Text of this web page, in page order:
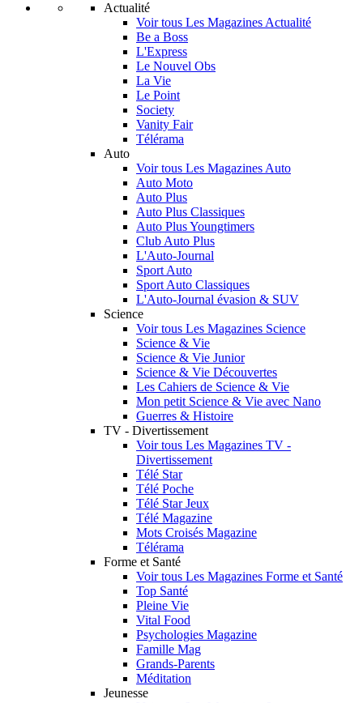
Actualité
Voir tous Les Magazines Actualité
Be a Boss
L'Express
Le Nouvel Obs
La Vie
Le Point
Society
Vanity Fair
Télérama
Auto
Voir tous Les Magazines Auto
Auto Moto
Auto Plus
Auto Plus Classiques
Auto Plus Youngtimers
Club Auto Plus
L'Auto-Journal
Sport Auto
Sport Auto Classiques
L'Auto-Journal évasion & SUV
Science
Voir tous Les Magazines Science
Science & Vie
Science & Vie Junior
Science & Vie Découvertes
Les Cahiers de Science & Vie
Mon petit Science & Vie avec Nano
Guerres & Histoire
TV - Divertissement
Voir tous Les Magazines TV -
Divertissement
Télé Star
Télé Poche
Télé Star Jeux
Télé Magazine
Mots Croisés Magazine
Télérama
Forme et Santé
Voir tous Les Magazines Forme et Santé
Top Santé
Pleine Vie
Vital Food
Psychologies Magazine
Famille Mag
Grands-Parents
Méditation
Jeunesse